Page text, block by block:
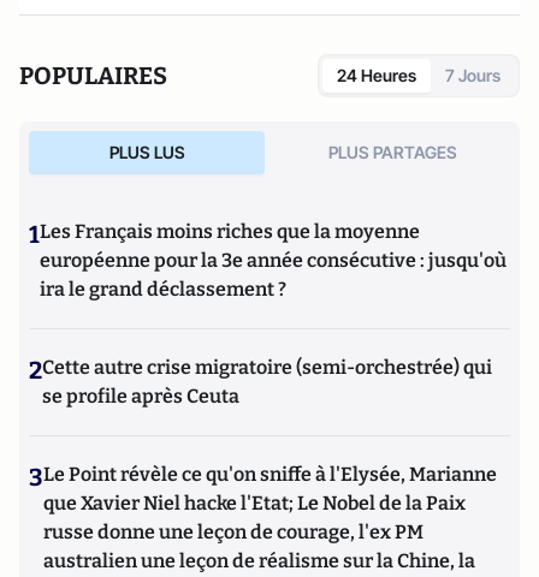
POPULAIRES 24 Heures 7 Jours
PLUS LUS PLUS PARTAGES
1Les Français moins riches que la moyenne
européenne pour la 3e année consécutive : jusqu'où
ira le grand déclassement ?
2Cette autre crise migratoire (semi-orchestrée) qui
se profile après Ceuta
3Le Point révèle ce qu'on sniffe à l'Elysée, Marianne
que Xavier Niel hacke l'Etat; Le Nobel de la Paix
russe donne une leçon de courage, l'ex PM
australien une leçon de réalisme sur la Chine, la